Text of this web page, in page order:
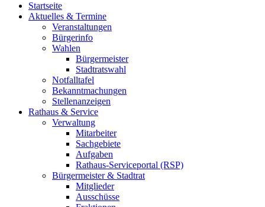
Startseite
Aktuelles & Termine
Veranstaltungen
Bürgerinfo
Wahlen
Bürgermeister
Stadtratswahl
Notfalltafel
Bekanntmachungen
Stellenanzeigen
Rathaus & Service
Verwaltung
Mitarbeiter
Sachgebiete
Aufgaben
Rathaus-Serviceportal (RSP)
Bürgermeister & Stadtrat
Mitglieder
Ausschüsse